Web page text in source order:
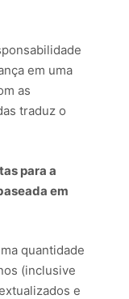
em uma
as
traduz o
para a
em
quantidade
(inclusive
e